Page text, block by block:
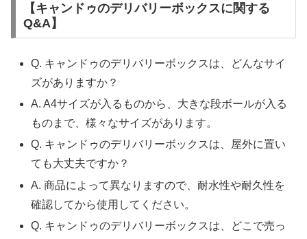
【キャンドゥのデリバリーボックスに関する
Q&A】
Q. キャンドゥのデリバリーボックスは、どんなサイ
ズがありますか？
A. A4サイズが入るものから、大きな段ボールが入る
ものまで、様々なサイズがあります。
Q. キャンドゥのデリバリーボックスは、屋外に置い
ても大丈夫ですか？
A. 商品によって異なりますので、耐水性や耐久性を
確認してから使用してください。
Q. キャンドゥのデリバリーボックスは、どこで売っ